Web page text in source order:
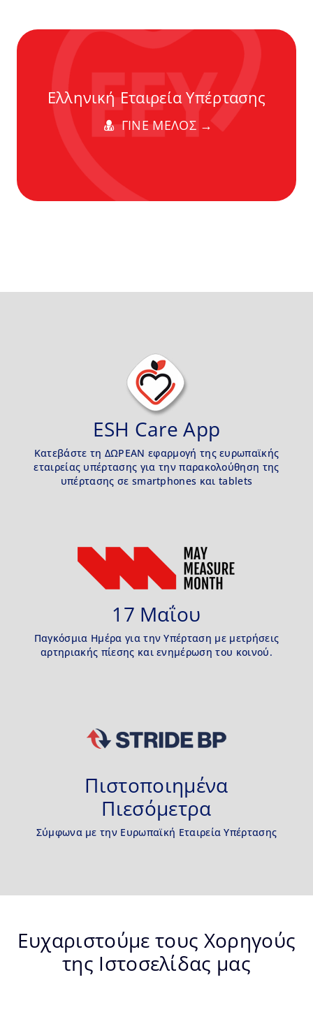
Ελληνική Εταιρεία Υπέρτασης
ΓΙΝΕ ΜΕΛΟΣ →
ESH Care App
Κατεβάστε τη ΔΩΡΕΑΝ εφαρμογή της ευρωπαϊκής
εταιρείας υπέρτασης για την παρακολούθηση της
υπέρτασης σε smartphones και tablets
17 Μαΐου
Παγκόσμια Ημέρα για την Υπέρταση με μετρήσεις
αρτηριακής πίεσης και ενημέρωση του κοινού.
Πιστοποιημένα
Πιεσόμετρα
Σύμφωνα με την Ευρωπαϊκή Εταιρεία Υπέρτασης
Ευχαριστούμε τους Χορηγούς
της Ιστοσελίδας μας